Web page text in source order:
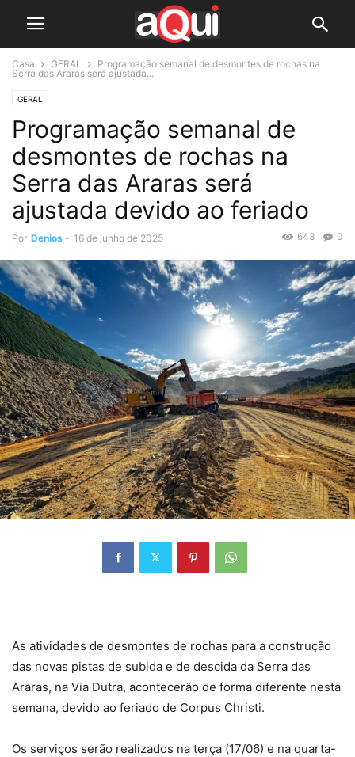
Casa GERAL
Programação semanal de desmontes de rochas na
Serra das Araras será ajustada...
GERAL
Programação semanal de
desmontes de rochas na
Serra das Araras será
ajustada devido ao feriado
Por Denios - 16 de junho de 2025 0
643
As atividades de desmontes de rochas para a construção
das novas pistas de subida e de descida da Serra das
Araras, na Via Dutra, acontecerão de forma diferente nesta
semana, devido ao feriado de Corpus Christi.
Os serviços serão realizados na terça (17/06) e na quarta-